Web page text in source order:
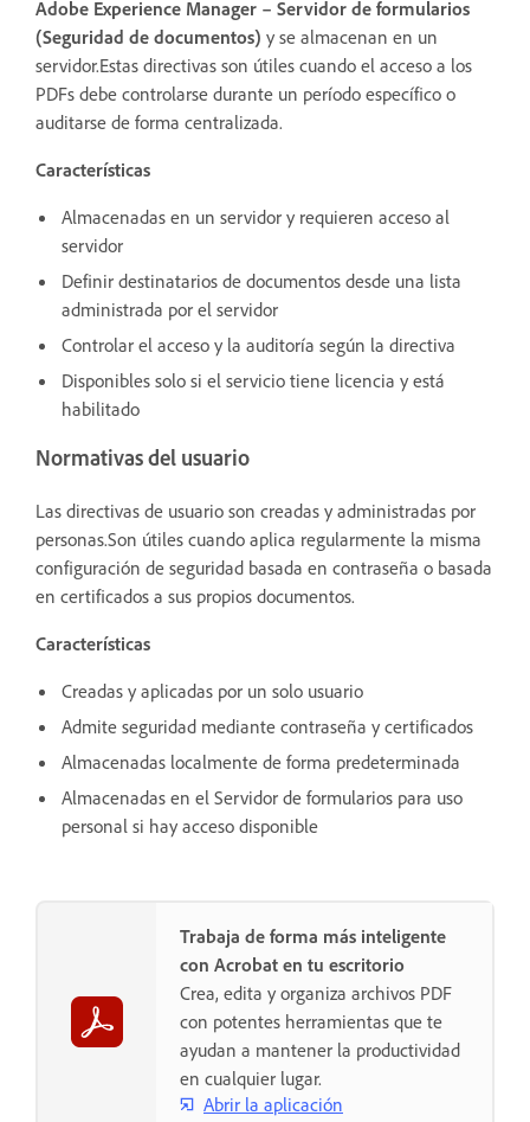
Adobe Experience Manager – Servidor de formularios
(Seguridad de documentos) y se almacenan en un
servidor.Estas directivas son útiles cuando el acceso a los
PDFs debe controlarse durante un período específico o
auditarse de forma centralizada.
Características
Almacenadas en un servidor y requieren acceso al
servidor
Definir destinatarios de documentos desde una lista
administrada por el servidor
Controlar el acceso y la auditoría según la directiva
Disponibles solo si el servicio tiene licencia y está
habilitado
Normativas del usuario
Las directivas de usuario son creadas y administradas por
personas.Son útiles cuando aplica regularmente la misma
configuración de seguridad basada en contraseña o basada
en certificados a sus propios documentos.
Características
Creadas y aplicadas por un solo usuario
Admite seguridad mediante contraseña y certificados
Almacenadas localmente de forma predeterminada
Almacenadas en el Servidor de formularios para uso
personal si hay acceso disponible
Trabaja de forma más inteligente
con Acrobat en tu escritorio
Crea, edita y organiza archivos PDF
con potentes herramientas que te
ayudan a mantener la productividad
en cualquier lugar.
Abrir la aplicación